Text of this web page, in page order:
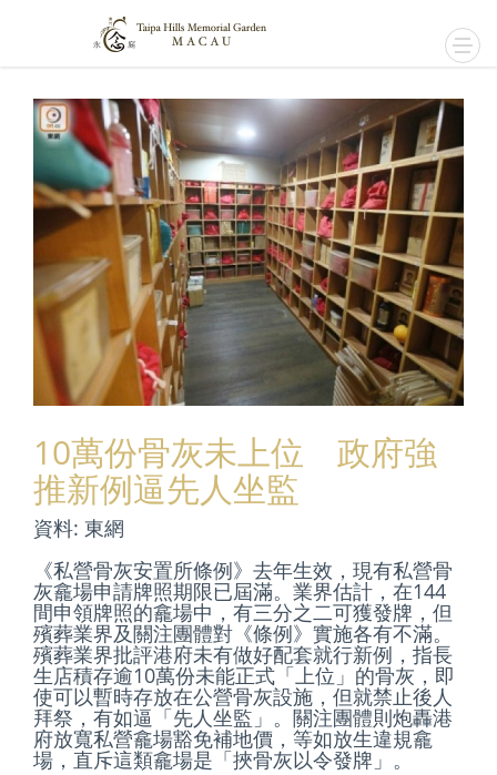
10萬份骨灰未上位 政府強
推新例逼先人坐監
資料: 東網
《私營骨灰安置所條例》去年生效，現有私營骨
灰龕場申請牌照期限已屆滿。業界估計，在144
間申領牌照的龕場中，有三分之二可獲發牌，但
殯葬業界及關注團體對《條例》實施各有不滿。
殯葬業界批評港府未有做好配套就行新例，指長
生店積存逾10萬份未能正式「上位」的骨灰，即
使可以暫時存放在公營骨灰設施，但就禁止後人
拜祭，有如逼「先人坐監」。關注團體則炮轟港
府放寬私營龕場豁免補地價，等如放生違規龕
場，直斥這類龕場是「挾骨灰以令發牌」。